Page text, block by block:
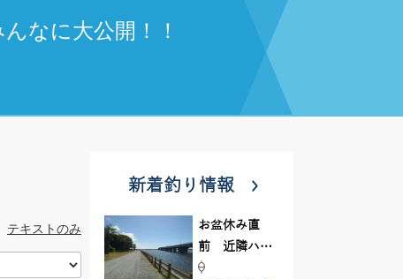
なに大公開！！
テキストのみ
新着釣り情報
お盆休み直
前 近隣ハゼ
釣り場調査し